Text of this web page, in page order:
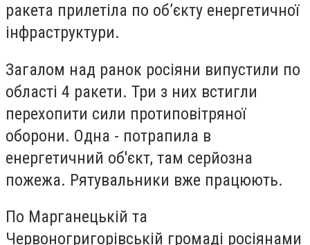
ракета прилетіла по об’єкту енергетичної
інфраструктури.
Загалом над ранок росіяни випустили по
області 4 ракети. Три з них встигли
перехопити сили протиповітряної
оборони. Одна - потрапила в
енергетичний об'єкт, там серйозна
пожежа. Рятувальники вже працюють.
По Марганецькій та
Червоногригорівській громаді росіянами